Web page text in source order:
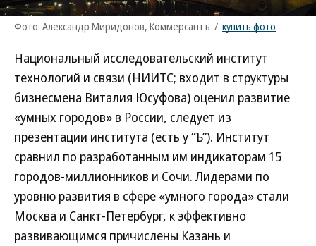
Фото: Александр Миридонов, Коммерсантъ / купить фото
Национальный исследовательский институт
технологий и связи (НИИТС; входит в структуры
бизнесмена Виталия Юсуфова) оценил развитие
«умных городов» в России, следует из
презентации института (есть у “Ъ”). Институт
сравнил по разработанным им индикаторам 15
городов-миллионников и Сочи. Лидерами по
уровню развития в сфере «умного города» стали
Москва и Санкт-Петербург, к эффективно
развивающимся причислены Казань и